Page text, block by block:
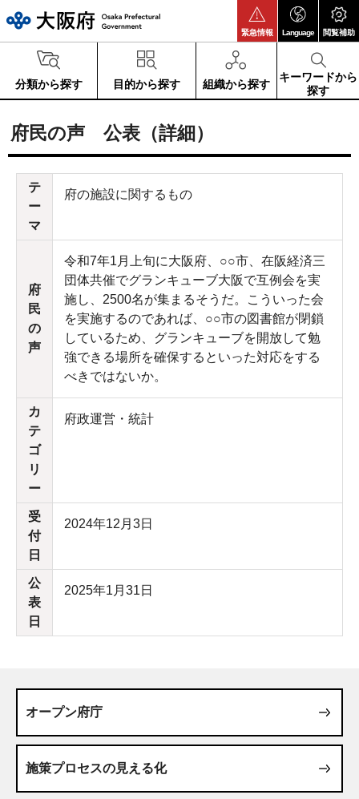
緊急情報 Language 閲覧補助
分類から探す 目的から探す 組織から探す
キーワードから
探す
府民の声 公表（詳細）
テ
ー
マ
府の施設に関するもの
府
民
の
声
令和7年1月上旬に大阪府、○○市、在阪経済三
団体共催でグランキューブ大阪で互例会を実
施し、2500名が集まるそうだ。こういった会
を実施するのであれば、○○市の図書館が閉鎖
しているため、グランキューブを開放して勉
強できる場所を確保するといった対応をする
べきではないか。
カ
テ
ゴ
リ
ー
府政運営・統計
受
付
日
2024年12月3日
公
表
日
2025年1月31日
オープン府庁
施策プロセスの見える化